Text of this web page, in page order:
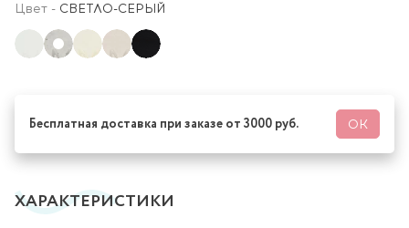
Цвет - СВЕТЛО-СЕРЫЙ
Бесплатная доставка при заказе от 3000 руб. ОК
ХАРАКТЕРИСТИКИ